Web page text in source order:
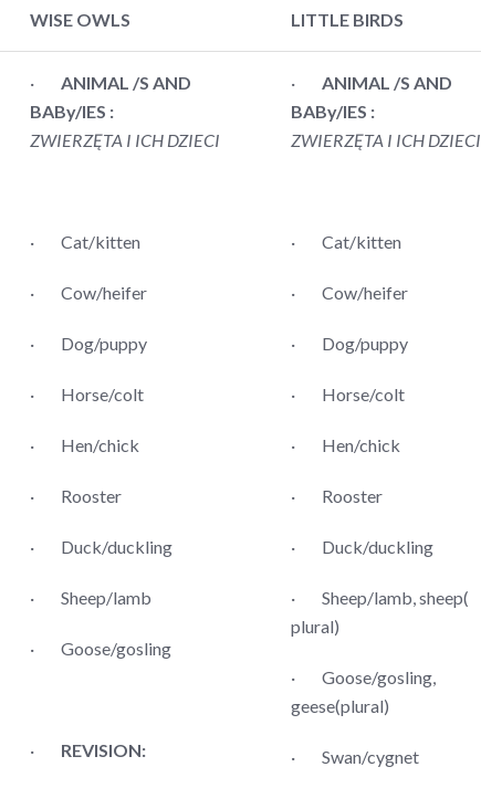
WISE OWLS LITTLE BIRDS
· ANIMAL /S AND
BABy/IES :
ZWIERZĘTA I ICH DZIECI
· Cat/kitten
· Cow/heifer
· Dog/puppy
· Horse/colt
· Hen/chick
· Rooster
· Duck/duckling
· Sheep/lamb
· Goose/gosling
· REVISION:
· ANIMAL /S AND
BABy/IES :
ZWIERZĘTA I ICH DZIECI
· Cat/kitten
· Cow/heifer
· Dog/puppy
· Horse/colt
· Hen/chick
· Rooster
· Duck/duckling
· Sheep/lamb, sheep(
plural)
· Goose/gosling,
geese(plural)
· Swan/cygnet